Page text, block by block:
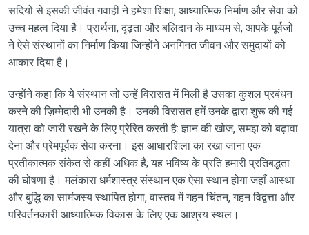
सदियों से इसकी जीवंत गवाही ने हमेशा शिक्षा, आध्यात्मिक निर्माण और सेवा को
उच्च महत्व दिया है। प्रार्थना, दृढ़ता और बलिदान के माध्यम से, आपके पूर्वजों
ने ऐसे संस्थानों का निर्माण किया जिन्होंने अनगिनत जीवन और समुदायों को
आकार दिया है।
उन्होंने कहा कि ये संस्थान जो उन्हें विरासत में मिली है उसका कुशल प्रबंधन
करने की ज़िम्मेदारी भी उनकी है। उनकी विरासत हमें उनके द्वारा शुरू की गई
यात्रा को जारी रखने के लिए प्रेरित करती है: ज्ञान की खोज, समझ को बढ़ावा
देना और प्रेमपूर्वक सेवा करना। इस आधारशिला का रखा जाना एक
प्रतीकात्मक संकेत से कहीं अधिक है; यह भविष्य के प्रति हमारी प्रतिबद्धता
की घोषणा है। मलंकारा धर्मशास्त्र संस्थान एक ऐसा स्थान होगा जहाँ आस्था
और बुद्धि का सामंजस्य स्थापित होगा, वास्तव में गहन चिंतन, गहन विद्वत्ता और
परिवर्तनकारी आध्यात्मिक विकास के लिए एक आश्रय स्थल।